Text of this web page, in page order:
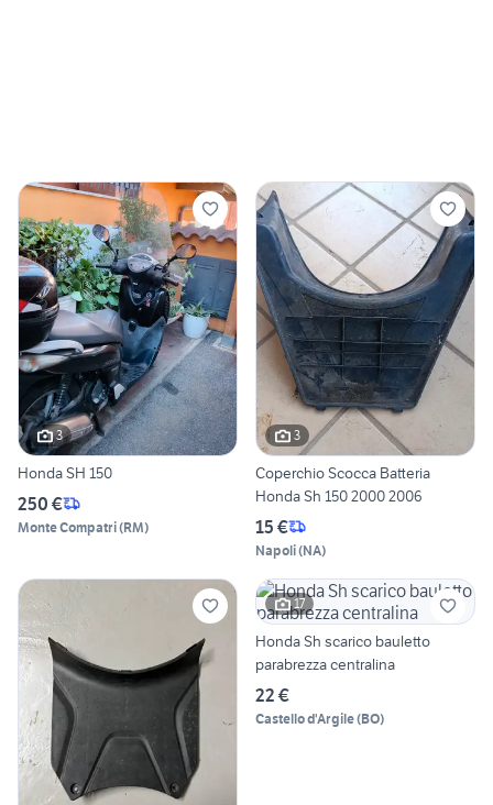
3
Honda SH 150
250 €
Monte Compatri(RM)
3
Coperchio Scocca Batteria
Honda Sh 150 2000 2006
15 €
Napoli(NA)
17
Honda Sh scarico bauletto
parabrezza centralina
22 €
Castello d'Argile(BO)